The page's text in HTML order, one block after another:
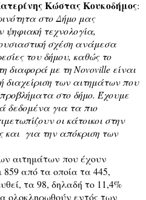
Κώστας Κουκοδήμος:
στο Δήμο μας
ψηφιακή τεχνολογία,
σχέση ανάμεσα
του δήμου, καθώς το
διαφορά με τη Novoville είναι
διαχείριση των αιτημάτων που
στο δήμο. Έχουμε
δεδομένα για τα πιο
οι κάτοικοι στην
και για την απόκριση των
αιτημάτων που έχουν
859 από τα οποία τα 445,
τα 98, δηλαδή το 11,4%
ολοκληρωθούν εντός των